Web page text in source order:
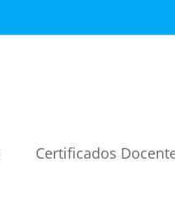
Certificados